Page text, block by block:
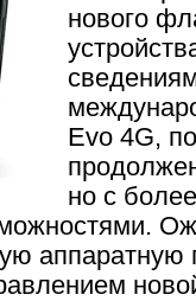
нового
Evo 4G,
но с